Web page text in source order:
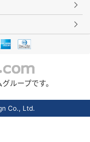
ループです。
Co., Ltd.